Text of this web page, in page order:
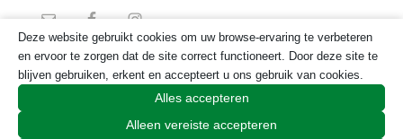
Deze website gebruikt cookies om uw browse-ervaring te verbeteren
en ervoor te zorgen dat de site correct functioneert. Door deze site te
blijven gebruiken, erkent en accepteert u ons gebruik van cookies.
Alles accepteren
Alleen vereiste accepteren